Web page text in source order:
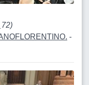
)
-